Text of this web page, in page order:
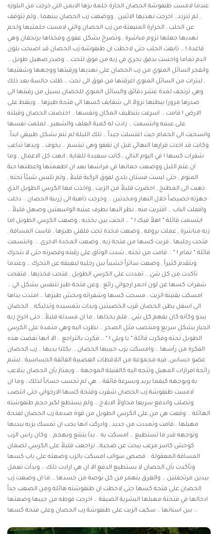
عندما لامست طنفوشة الحصان الحارة حلمة بزها الايمن التي خرجت من البلوزه
.. لم تتردد… اخرجت نهديها الاثنين , ووضعت زب الحصان بينهما , ولم تتوقف
عن الحلب , الحرارة المنبعثة من زب الحصان والتي لامست حلمتيها ولحم
نهديها جعلها تزوم مباشرة , وتصرخ بشكل عفوي وفخذاها يرتجفان وهي
قاعدة ! … تابعت الحلب حتى لاحظت ان طنفوشة زب الحصان قد اصبحت بلون
الدم تماما واحست بدفق يجري في زبه من فوق لتحت … وصدر صهيل طويل …
وانفجر السائل المنوي من زب الحصان على نهديها ورقبتها ووجهها وشفتيها
, ليترات من السائل المنوي اغرقتها من فوق الى تحت … ظلت جالسة بعد ذلك
وهي ترتجف لمدة عشر دقائق والسائل المنوي للحصان يسيل من رقبتها الى
صدرها مرورا ببطنها نزولاْ الى شفايف كسها الى فتحة طيزها .. وينقط على
الارض ! قامت … اسرعت بتنظيف المكان ونفسها .. احتضنت الحصان وقبلته
على عينيه وابتسمت … زادت له كمية العلف والشعير… لملمت نفسها
وانسحبت الى الحمام حيث اغتسلت جيداُ … تلك الليلة لم تنم بشكل طبيغي ابداُ .
وكانت قد اخذت قرارها النهائي قبل ان تغفو وهي تبتسم … بخوف .. ويدها تداعب
شفرات كسها ! في اليوم التالي , كانت سعيدة للغاية , انهت كل الاعمال , وما
ان عتم الليل ووضعت حماتها في فراشها بعد ان اطعمتها واعطتها حبة
المنوم , حتى لبست فستان بلدي لفوق الركبة قليلاُ , ولم تلبس شيئاُ تحته ,
ذهبت الى المطبخ , احضرت قليلاُ من الزيت , واخذت معا الكرسي الطويل الذي
جهزته خصيصاُ خلال النهار ومخدتين … وخرجت ذاهبة الى زريبة الحصان .. دخلت
واقفلت الباب … اقتربت منه , نظر اليها بطرف عينيه الواسعتين وصهل قليلاُ …
ابتسمت قائلة ” اهلاُ فيك ! ” … انحنت بين بخذيه , وضعت الكرسي الطويل اما
زبه مباشرة , عملت بروفه , وضعت مخدة تحت فلقتي طيزها , قاست المسافة ,
فتحت رجليها , قربت كسها من فتحة زبه , وضعت المخدة الاخرى …. وابتسمت
قائلة ” تمام ! ” .. قامت من تحته , شدت الوثاق على رقبته وقصرته حتى لا يتحرك
ويتقدم كثيراُ , وضعت ساتراُ خشبياُ بين رجليه ليعيقه عن التحرك … وعندما
تاْكدت من كل شيْ … تمددت على الكرسي الطويل , فتحت فخذيها , فتفحت
شفرات كسها عن لون احمر ارجواني رائع , وعن فتحة طيز تتنفس بشكل الي …
امسكت بقنينة الزيت , مسحت كسها وشفراته وبخش طيزها … امتدت يداها
الى اسفل بطن الحصان قرب الخصيتين وبدات بتمسيده وتدليكه .. الحصان
يبدو وكاْنه كان يفهم كل شي , فلم يخذلها , ما ان مسدته قليلاُ , حتى اخرج زبه
الجبار بشكل سريع ومنتصب مثل الصخر … نظرت اليه وهي متمدة على الكرسي
الطويل تحته وفكرت قائلة ” يا ويلي ! ” .. فكرت بالتراجع .. الا انها نفضت هذه
الفكرة من راْسها … وامسكت بزب حبيبها الحصان … بكلتا يديها .. زب الحصان
عضو حساس, فيه مجموعة من اللاقطات العصبية الفائقة الحساسية , تشم
رائحة افرازات المهبل وتتجه اليه كالقنبلة الموجهة … ويمتاز باْن الحصان يتلاعب
به ويوجهه كيفما يريد وبسرعة فائقة … هي لم تحسب حساباُ لذلك… وما ان
لامست طنفوشة زب الحصان شفرت وفتحة كسها الارجواني حتى انتصب
وتصلب واندفع سريعا محاولاُ الايلاج … ولم يستطع لكبر حجم طنفوشته
الهائلة … وقعت هي من على الكرسي الطويل من قوة صدمة زب الحصان لفتحة
مهبلها …قامت وتمددت من جديد , وادركت انها يجب ان تمسك بزبه بيديها
وتوجهه قدر ما تستطيع … امسكت به .. بداْ يتنتع ويهجم .. وكان راس الزب
كوحش كاسر مرعب يبحث عن ضحية… تراجعت قليلاُ على الكرسي لضمان
المسافة المعقولة .. قصص سوالب امسكت بالزب وضعته على باب كسها
وتاْكدت باْن الحصان لا يستطيع الدفع الا ان هي ارادت ذلك … وبداْت تعمل
بيدين مرتجفتين … والعرق ينهمر من كل بوصة من جسدها … ما ان وضعت زب
الحصان على فتجة كسها حتى لاحظت ان طنفوشته هائلة ومن الصعب جداُ
ادخالها في فتحتة مهبلها البشرية الضيقة … اخرجت فوطه من جيبها وضعتها
بين اسنانها .. سكبت الزيت على طنفوشة زب الحصان وعلى فتحة كسها …